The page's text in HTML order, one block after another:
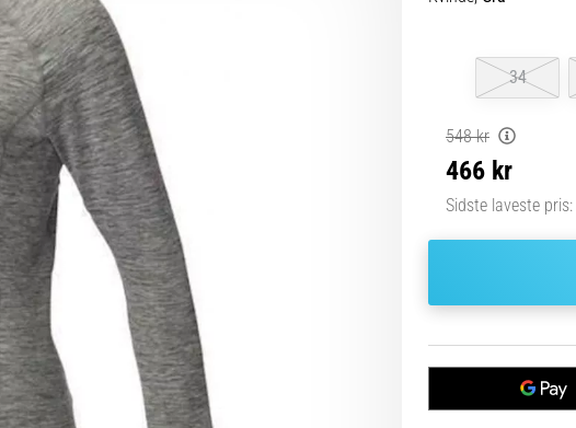
34
548 kr
466 kr
Sidste laveste pris: